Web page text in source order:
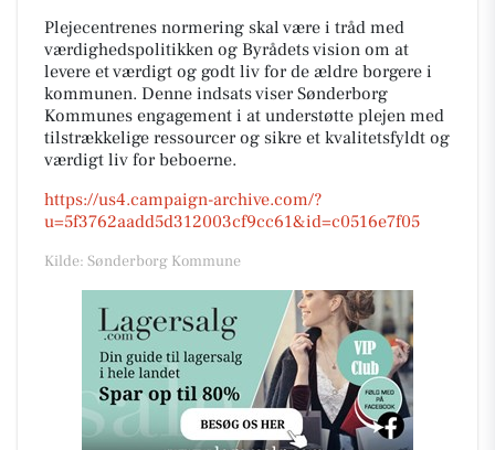
Plejecentrenes normering skal være i tråd med
værdighedspolitikken og Byrådets vision om at
levere et værdigt og godt liv for de ældre borgere i
kommunen. Denne indsats viser Sønderborg
Kommunes engagement i at understøtte plejen med
tilstrækkelige ressourcer og sikre et kvalitetsfyldt og
værdigt liv for beboerne.
https://us4.campaign-archive.com/?
u=5f3762aadd5d312003cf9cc61&id=c0516e7f05
Kilde: Sønderborg Kommune